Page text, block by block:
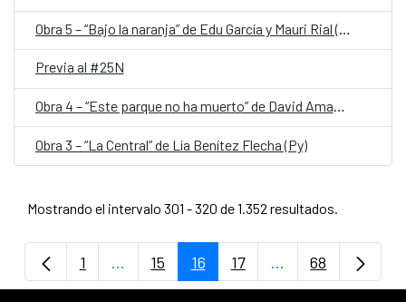
Previa al #25N
Obra 4 – “Este parque no ha muerto” de David Amado (Py)
Obra 3 – “La Central” de Lía Benítez Flecha (Py)
Mostrando el intervalo 301 - 320 de 1.352 resultados.
Página
1 ...Páginas intermedias Use TAB para
Página
15 Página
16 Página
17 ...PáginasPágina
68